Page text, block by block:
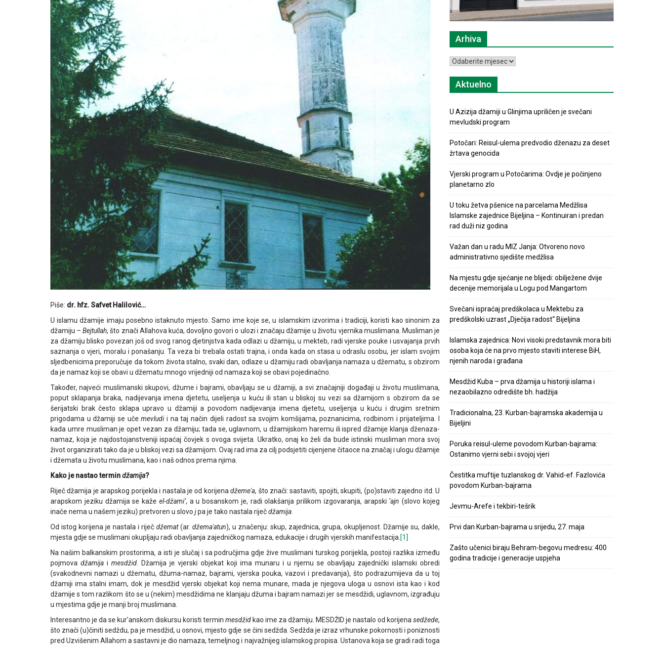
Piše: dr. hfz. Safvet Halilović…
U islamu džamije imaju posebno istaknuto mjesto. Samo ime koje se, u islamskim izvorima i tradiciji, koristi kao sinonim za
džamiju –Bejtullah, što znači Allahova kuća, dovoljno govori o ulozi i značaju džamije u životu vjernika muslimana. Musliman je
za džamiju blisko povezan još od svog ranog djetinjstva kada odlazi u džamiju, u mekteb, radi vjerske pouke i usvajanja prvih
saznanja o vjeri, moralu i ponašanju. Ta veza bi trebala ostati trajna, i onda kada on stasa u odraslu osobu, jer islam svojim
sljedbenicima preporučuje da tokom života stalno, svaki dan, odlaze u džamiju radi obavljanja namaza u džematu, s obzirom
da je namaz koji se obavi u džematu mnogo vrijedniji od namaza koji se obavi pojedinačno.
Također, najveći muslimanski skupovi, džume i bajrami, obavljaju se u džamiji, a svi značajniji događaji u životu muslimana,
poput sklapanja braka, nadijevanja imena djetetu, useljenja u kuću ili stan u bliskoj su vezi sa džamijom s obzirom da se
šerijatski brak često sklapa upravo u džamiji a povodom nadijevanja imena djetetu, useljenja u kuću i drugim sretnim
prigodama u džamiji se učemevludii na taj način dijeli radost sa svojim komšijama, poznanicima, rodbinom i prijateljima. I
kada umre musliman je opet vezan za džamiju; tada se, uglavnom, u džamijskom haremu ili ispred džamije klanja dženaza-
namaz, koja je najdostojanstveniji ispaćaj čovjek s ovoga svijeta. Ukratko, onaj ko želi da bude istinski musliman mora svoj
život organizirati tako da je u bliskoj vezi sa džamijom. Ovaj rad ima za cilj podsjetiti cijenjene čitaoce na značaj i ulogu džamije
i džemata u životu muslimana, kao i naš odnos prema njima.
Kako je nastao termindžamija?
Riječ džamija je arapskog porijekla i nastala je od korijenadžeme'a, što znači: sastaviti, spojiti, skupiti, (po)staviti zajedno itd. U
arapskom jeziku džamija se kaže el-džami’, a u bosanskom je, radi olakšanja prilikom izgovaranja, arapski ‘ajn (slovo kojeg
inače nema u našem jeziku) pretvoren u slovo jpa je tako nastala riječdžamija
Od istog korijena je nastala i riječ džemat(ar. džema'atun), u značenju: skup, zajednica, grupa, okupljenost. Džamije su, dakle,
mjesta gdje se muslimani okupljaju radi obavljanja zajedničkog namaza, edukacije i drugih vjerskih manifestacija. [1]
Na našim balkanskim prostorima, a isti je slučaj i sa područjima gdje žive muslimani turskog porijekla, postoji razlika između
pojmova džamija i mesdžid . Džamija je vjerski objekat koji ima munaru i u njemu se obavljaju zajednički islamski obredi
(svakodnevni namazi u džematu, džuma-namaz, bajrami, vjerska pouka, vazovi i predavanja), što podrazumijeva da u toj
džamiji ima stalni imam, dok je mesdžid vjerski objekat koji nema munare, mada je njegova uloga u osnovi ista kao i kod
džamije s tom razlikom što se u (nekim) mesdžidima ne klanjaju džuma i bajram namazi jer se mesdžidi, uglavnom, izgrađuju
u mjestima gdje je manji broj muslimana.
Interesantno je da se kur'anskom diskursu koristi termin mesdžid kao ime za džamiju. MESDŽID je nastalo od korijena sedžede,
što znači (u)činiti sedždu, pa je mesdžid, u osnovi, mjesto gdje se čini sedžda. Sedžda je izraz vrhunske pokornosti i poniznosti
pred Uzvišenim Allahom a sastavni je dio namaza, temeljnog i najvažnijeg islamskog propisa. Ustanova koja se gradi radi toga
Arhiva
Arhiva
Aktuelno
U Azizija džamiji u Glinjima upriličen je svečani
mevludski program
Potočari: Reisul-ulema predvodio dženazu za deset
žrtava genocida
Vjerski program u Potočarima: Ovdje je počinjeno
planetarno zlo
U toku žetva pšenice na parcelama Medžlisa
Islamske zajednice Bijeljina – Kontinuiran i predan
rad duži niz godina
Važan dan u radu MIZ Janja: Otvoreno novo
administrativno sjedište medžlisa
Na mjestu gdje sjećanje ne blijedi: obilježene dvije
decenije memorijala u Logu pod Mangartom
Svečani ispraćaj predškolaca u Mektebu za
predškolski uzrast „Dječija radost“ Bijeljina
Islamska zajednica: Novi visoki predstavnik mora biti
osoba koja će na prvo mjesto staviti interese BiH,
njenih naroda i građana
Mesdžid Kuba – prva džamija u historiji islama i
nezaobilazno odredište bh. hadžija
Tradicionalna, 23. Kurban-bajramska akademija u
Bijeljini
Poruka reisul-uleme povodom Kurban-bajrama:
Ostanimo vjerni sebi i svojoj vjeri
Čestitka muftije tuzlanskog dr. Vahid-ef. Fazlovića
povodom Kurban-bajrama
Jevmu-Arefe i tekbiri-tešrik
Prvi dan Kurban-bajrama u srijedu, 27. maja
Zašto učenici biraju Behram-begovu medresu: 400
godina tradicije i generacije uspjeha